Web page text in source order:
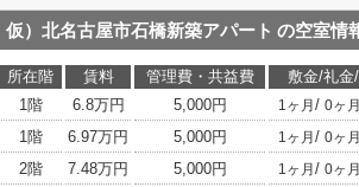
仮）北名古屋市石橋新築アパート の空室情
所在階 賃料 管理費・共益費 敷金/礼金
1階
6.8万円 5,000円 1ヶ月 / 0ヶ月
1階
6.97万円 5,000円 1ヶ月 / 0ヶ月
2階
7.48万円 5,000円 1ヶ月 / 0ヶ月